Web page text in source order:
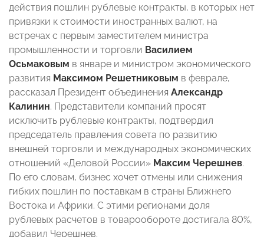
действия пошлин рублевые контракты, в которых нет
привязки к стоимости иностранных валют, на
встречах с первым заместителем министра
промышленности и торговли Василием
Осьмаковым в январе и министром экономического
развития Максимом Решетниковым в феврале,
рассказал Президент объединения Александр
Калинин. Представители компаний просят
исключить рублевые контракты, подтвердил
председатель правления совета по развитию
внешней торговли и международных экономических
отношений «Деловой России» Максим Черешнев.
По его словам, бизнес хочет отмены или снижения
гибких пошлин по поставкам в страны Ближнего
Востока и Африки. С этими регионами доля
рублевых расчетов в товарообороте достигала 80%,
добавил Черешнев.